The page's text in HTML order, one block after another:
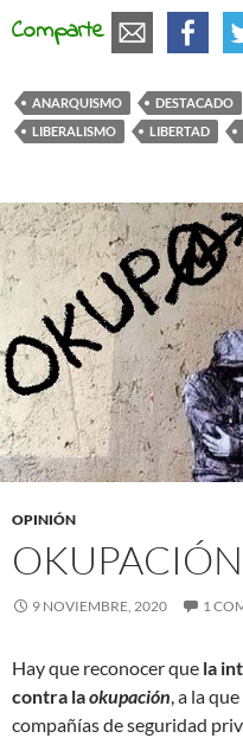
Comparte
ANARQUISMO DESTACADO
LIBERALISMO
LIBERTAD
OPINIÓN
OKUPACIÓN
9 NOVIEMBRE, 2020 1
Hay que reconocer que la
contra laokupación, a la
compañías de seguridad